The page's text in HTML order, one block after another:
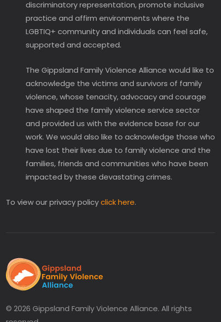
discriminatory representation, promote inclusive
practice and affirm environments where the
LGBTIQ+ community and individuals can feel safe,
supported and accepted.
The Gippsland Family Violence Alliance would like to
acknowledge the victims and survivors of family
violence, whose tenacity, advocacy and courage
have shaped the family violence service sector
and provided us with the evidence base for our
work. We would also like to acknowledge those who
have lost their lives due to family violence and the
families, friends and communities who have been
impacted by these devastating crimes.
To view our privacy policyclick here.
© 2026 Gippsland Family Violence Alliance. All rights